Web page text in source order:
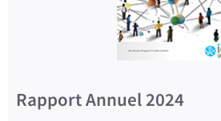
Rapport Annuel 2024